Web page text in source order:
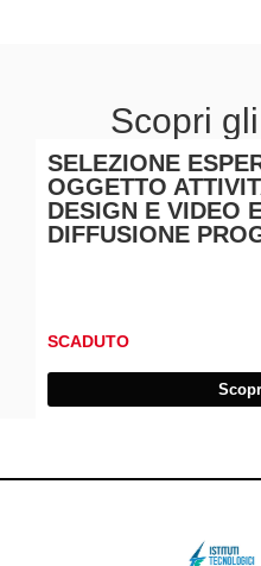
Scopri
SELEZIONE
OGGETTO
DESIGN E VIDEO
DIFFUSIONE
SCADUTO